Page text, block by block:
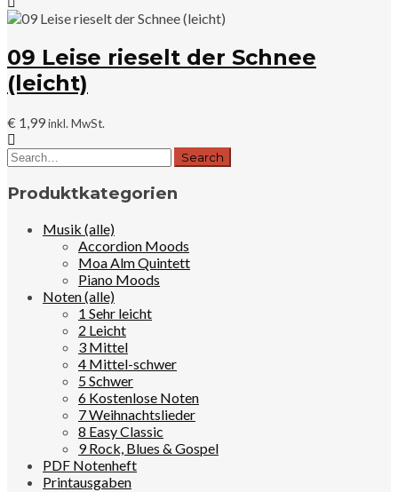
09 Leise rieselt der Schnee
(leicht)
€ 1,99inkl. MwSt.
Produktkategorien
Musik (alle)
Accordion Moods
Moa Alm Quintett
Piano Moods
Noten (alle)
1 Sehr leicht
2 Leicht
3 Mittel
4 Mittel-schwer
5 Schwer
6 Kostenlose Noten
7 Weihnachtslieder
8 Easy Classic
9 Rock, Blues & Gospel
PDF Notenheft
Printausgaben